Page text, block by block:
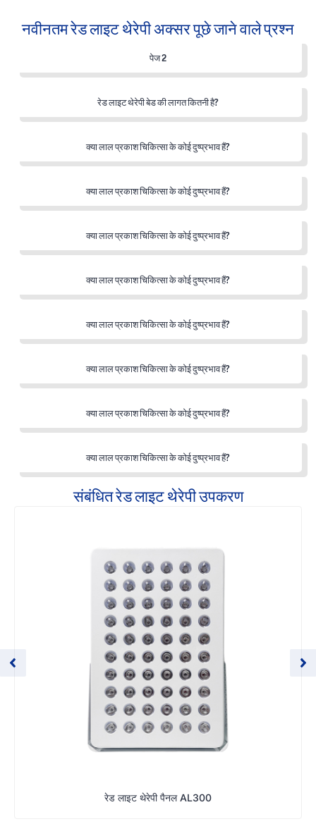
नवीनतम रेड लाइट थेरेपी अक्सर पूछे जाने वाले प्रश्न
पेज 2
रेड लाइट थेरेपी बेड की लागत कितनी है?
क्या लाल प्रकाश चिकित्सा के कोई दुष्प्रभाव हैं?
क्या लाल प्रकाश चिकित्सा के कोई दुष्प्रभाव हैं?
क्या लाल प्रकाश चिकित्सा के कोई दुष्प्रभाव हैं?
क्या लाल प्रकाश चिकित्सा के कोई दुष्प्रभाव हैं?
क्या लाल प्रकाश चिकित्सा के कोई दुष्प्रभाव हैं?
क्या लाल प्रकाश चिकित्सा के कोई दुष्प्रभाव हैं?
क्या लाल प्रकाश चिकित्सा के कोई दुष्प्रभाव हैं?
क्या लाल प्रकाश चिकित्सा के कोई दुष्प्रभाव हैं?
संबंधित रेड लाइट थेरेपी उपकरण
रेड लाइट थेरेपी पैनल AL300